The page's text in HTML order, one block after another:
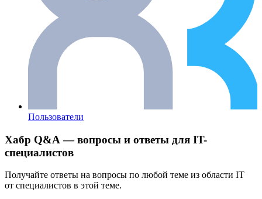
Пользователи
Хабр Q&A — вопросы и ответы для IT-
специалистов
Получайте ответы на вопросы по любой теме из области IT
от специалистов в этой теме.